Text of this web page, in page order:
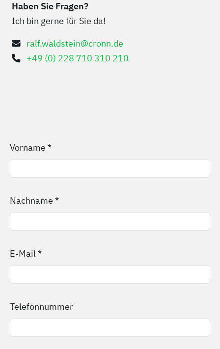
Haben Sie Fragen?
Ich bin gerne für Sie da!
ralf.waldstein@cronn.de
+49 (0) 228 710 310 210
Vorname *
Nachname *
E-Mail*
Telefonnummer